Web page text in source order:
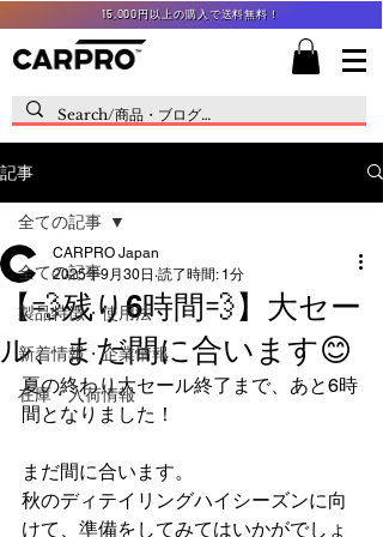
15,000円以上の購入で送料無料！
記事
全ての記事
製品特徴・使用法
新着情報・企業情報
在庫・入荷情報
全ての記事
【💨残り6時間💨】大セー
ル、まだ間に合います😊
CARPRO Japan
2025年9月30日 読了時間: 1分
夏の終わり大セール終了まで、あと6時
間となりました！
まだ間に合います。
秋のディテイリングハイシーズンに向
けて、準備をしてみてはいかがでしょ